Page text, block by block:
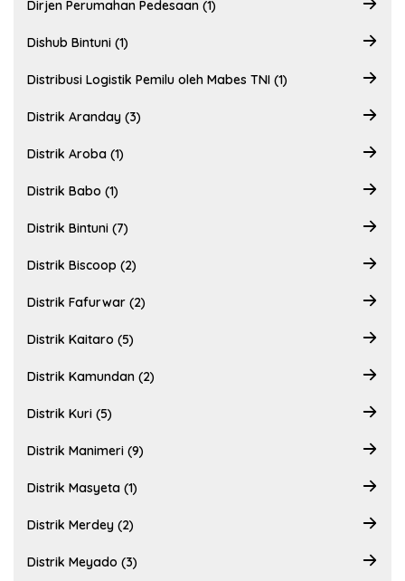
Dirjen Perumahan Pedesaan (1)
Dishub Bintuni (1)
Distribusi Logistik Pemilu oleh Mabes TNI (1)
Distrik Aranday (3)
Distrik Aroba (1)
Distrik Babo (1)
Distrik Bintuni (7)
Distrik Biscoop (2)
Distrik Fafurwar (2)
Distrik Kaitaro (5)
Distrik Kamundan (2)
Distrik Kuri (5)
Distrik Manimeri (9)
Distrik Masyeta (1)
Distrik Merdey (2)
Distrik Meyado (3)